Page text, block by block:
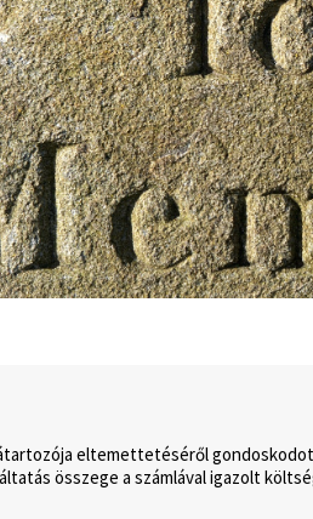
eltemettetéséről
összege a számlával igazolt